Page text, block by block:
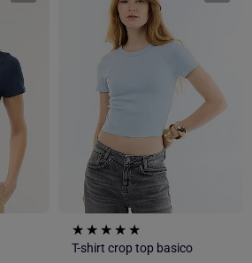
T-shirt crop top basico